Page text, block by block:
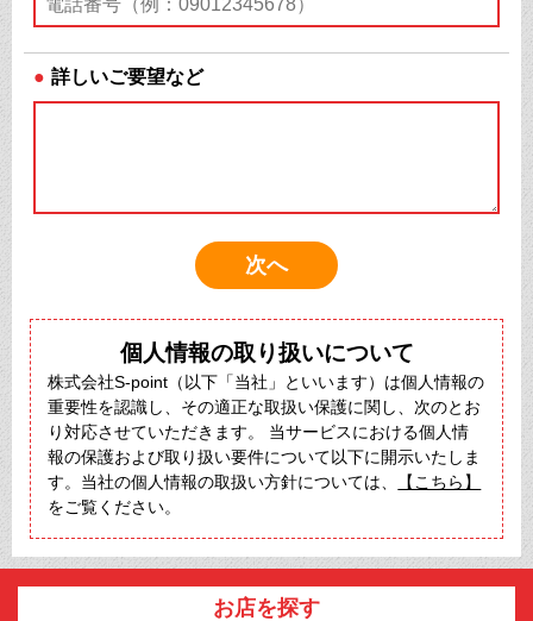
● 詳しいご要望など
個人情報の取り扱いについて
株式会社S-point（以下「当社」といいます）は個人情報の
重要性を認識し、その適正な取扱い保護に関し、次のとお
り対応させていただきます。 当サービスにおける個人情
報の保護および取り扱い要件について以下に開示いたしま
す。当社の個人情報の取扱い方針については、
【こちら】
をご覧ください。
お店を探す